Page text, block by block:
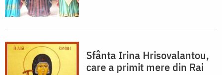
Sfânta Irina Hrisovalantou,
care a primit mere din Rai